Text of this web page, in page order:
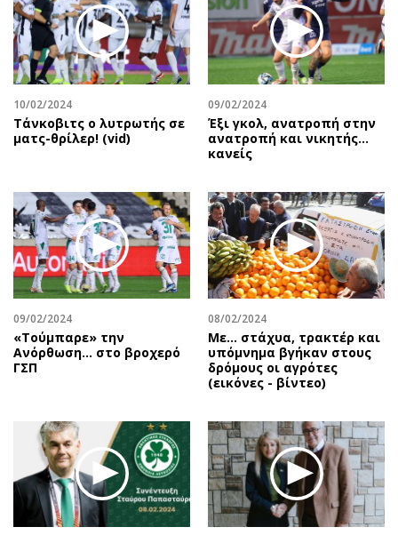
10/02/2024
Τάνκοβιτς ο λυτρωτής σε
ματς-θρίλερ! (vid)
09/02/2024
Έξι γκολ, ανατροπή στην
ανατροπή και νικητής…
κανείς
09/02/2024
«Τούμπαρε» την
Ανόρθωση… στο βροχερό
ΓΣΠ
08/02/2024
Με... στάχυα, τρακτέρ και
υπόμνημα βγήκαν στους
δρόμους οι αγρότες
(εικόνες - βίντεο)